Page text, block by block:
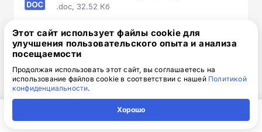
.doc, 32.52 Кб
Скачайте шаблон, заполните и отправьте по
электронной почтеinfo@1-academy.ru
Обязательно укажите контактный номер телефон.
Наш специалист свяжется с вами и утонит все
детали.
Этот сайт использует файлы cookie для
улучшения пользовательского опыта и анализа
посещаемости
Продолжая использовать этот сайт, вы соглашаетесь на
использование файлов cookie в соответствии с нашей Политикой
конфиденциальности.
Хорошо